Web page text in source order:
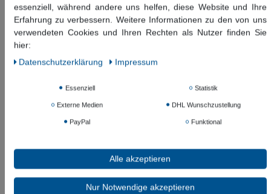
Wunschliste
* inkl. ges. MwSt. zzgl.Versandkosten
Beschreibung
GROHE Red Duo Armatur und Boiler Größe M GROHE
essenziell, während andere uns helfen, diese Website und Ihre
Erfahrung zu verbessern. Weitere Informationen zu den von uns
verwendeten Cookies und Ihren Rechten als Nutzer finden Sie
hier:
Daten­schutz­erklärung
Impressum
Essenziell Statistik
Externe Medien DHL Wunschzustellung
PayPal Funktional
Alle akzeptieren
Nur Notwendige akzeptieren